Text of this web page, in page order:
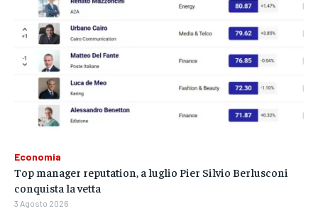
Economia
Top manager reputation, a luglio Pier Silvio Berlusconi
conquista la vetta
3 Agosto 2026